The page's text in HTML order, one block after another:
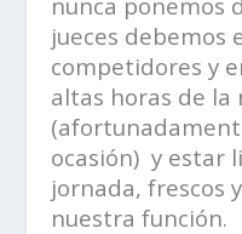
jueces debemos
competidores y
altas horas de la
ocasión) y estar
jornada, frescos
nuestra función.